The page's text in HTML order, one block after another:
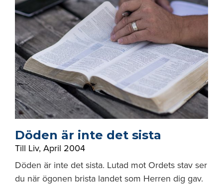
Döden är inte det sista
Till Liv, April 2004
Döden är inte det sista. Lutad mot Ordets stav ser
du när ögonen brista landet som Herren dig gav.